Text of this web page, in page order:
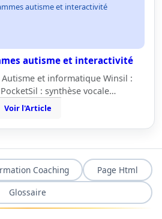
autisme et interactivité
autisme et interactivité
et informatique Winsil :
: synthèse vocale…
Voir l'Article
Coaching
Page Html
Glossaire